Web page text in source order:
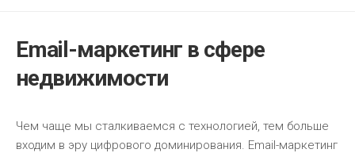
Email-маркетинг в сфере
недвижимости
Чем чаще мы сталкиваемся с технологией, тем больше
входим в эру цифрового доминирования. Email-маркетинг